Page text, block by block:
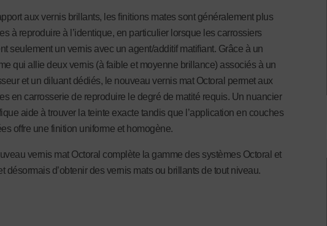
aux vernis brillants, les finitions mates sont généralement plus
à reproduire à l’identique, en particulier lorsque les carrossiers
seulement un vernis avec un agent/additif matifiant. Grâce à un
qui allie deux vernis (à faible et moyenne brillance) associés à un
et un diluant dédiés, le nouveau vernis mat Octoral permet aux
en carrosserie de reproduire le degré de matité requis. Un nuancier
aide à trouver la teinte exacte tandis que l’application en couches
offre une finition uniforme et homogène.
vernis mat Octoral complète la gamme des systèmes Octoral et
désormais d’obtenir des vernis mats ou brillants de tout niveau.